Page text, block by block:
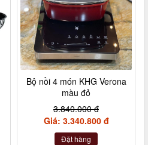
Bộ nồi 4 món KHG Verona
màu đỏ
3.840.000 đ
Giá: 3.340.800 đ
Đặt hàng